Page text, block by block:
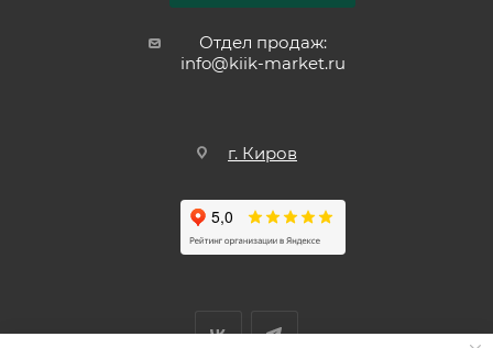
Отдел продаж:
info@kiik-market.ru
г. Киров